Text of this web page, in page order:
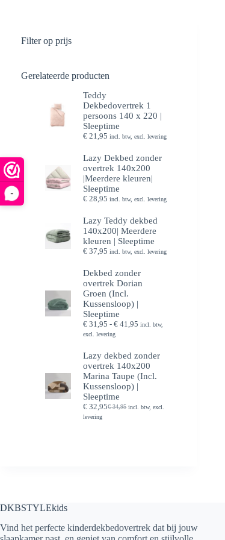
-
Filter op prijs
Gerelateerde producten
Teddy
Dekbedovertrek 1
persoons 140 x 220 |
Sleeptime
€ 21,95 incl. btw, excl. levering
Lazy Dekbed zonder
overtrek 140x200
|Meerdere kleuren|
Sleeptime
€ 28,95 incl. btw, excl. levering
Lazy Teddy dekbed
140x200| Meerdere
kleuren | Sleeptime
€ 37,95 incl. btw, excl. levering
Dekbed zonder
overtrek Dorian
Groen (Incl.
Kussensloop) |
Sleeptime
€ 31,95 - € 41,95 Prijsklasse:
€ 41,95
incl. btw,
excl. levering
Lazy dekbed zonder
overtrek 140x200
Marina Taupe (Incl.
Kussensloop) |
Sleeptime
€34,95
Oorspronkelijke
€ 32,95Huidigeincl. btw, excl.
levering
DKBSTYLEkids
Vind het perfecte kinderdekbedovertrek dat bij jouw